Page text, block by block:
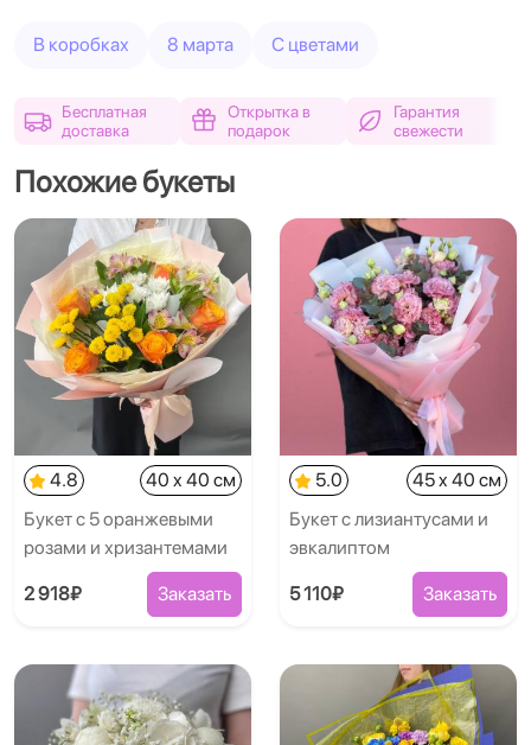
В коробках 8 марта С цветами
Бесплатная
доставка
Открытка в
подарок
Гарантия
свежести
Похожие букеты
4.8
40 x 40 см
Букет с 5 оранжевыми
розами и хризантемами
2 918₽ Заказать
5.0
45 x 40 см
Букет с лизиантусами и
эвкалиптом
5 110₽ Заказать